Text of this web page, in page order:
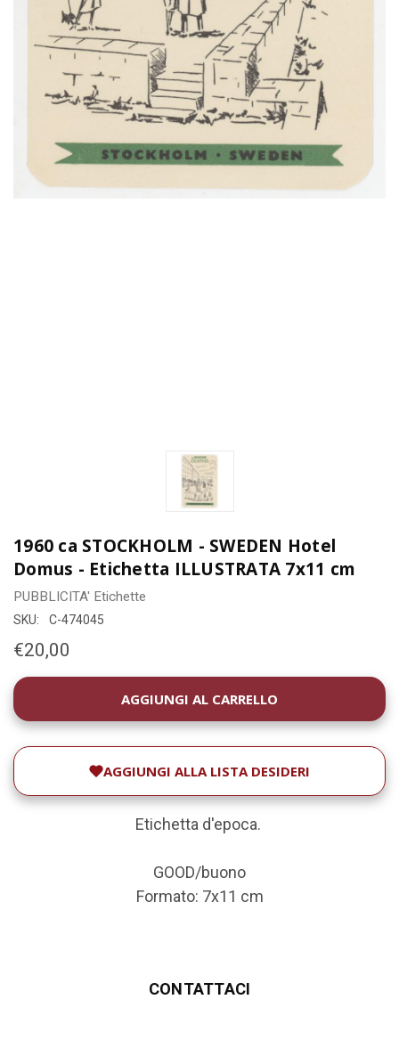
1960 ca STOCKHOLM - SWEDEN Hotel
Domus - Etichetta ILLUSTRATA 7x11 cm
PUBBLICITA' Etichette
SKU: C-474045
€20,00
DISPONIBILITÀ
ATTUALE:
AGGIUNGI ALLA LISTA DESIDERI
Etichetta d'epoca.
GOOD/buono
Formato: 7x11 cm
CONTATTACI